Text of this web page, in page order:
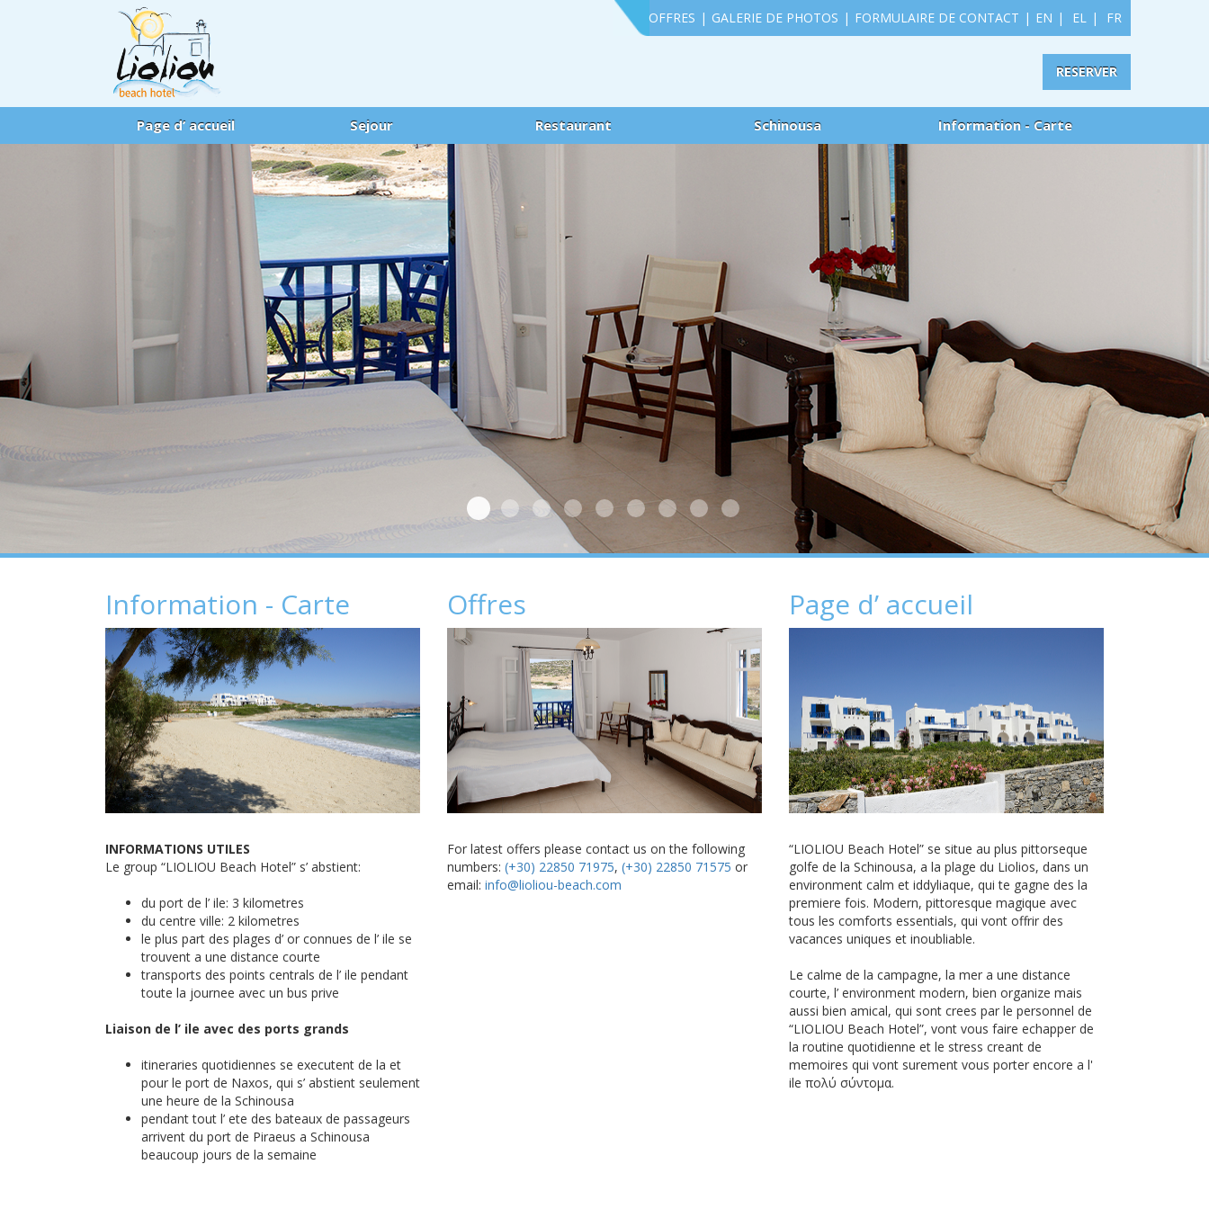
EN | EL | FR
OFFRES | GALERIE DE PHOTOS | FORMULAIRE DE CONTACT |
RESERVER
Page d’ accueil Sejour Restaurant Schinousa Information - Carte
Chambre
PlageDehors Chambre 2
Dehors 2Dehors 3Dehors 4Dehors 5Dehors 6
Information - Carte
INFORMATIONS UTILES
Le group “LIOLIOU Beach Hotel” s’ abstient:
du port de l’ ile: 3 kilometres
du centre ville: 2 kilometres
le plus part des plages d’ or connues de l’ ile se
trouvent a une distance courte
transports des points centrals de l’ ile pendant
toute la journee avec un bus prive
Liaison de l’ ile avec des ports grands
itineraries quotidiennes se executent de la et
pour le port de Naxos, qui s’ abstient seulement
une heure de la Schinousa
pendant tout l’ ete des bateaux de passageurs
arrivent du port de Piraeus a Schinousa
beaucoup jours de la semaine
Offres
For latest offers please contact us on the following
numbers: (+30) 22850 71975, (+30) 22850 71575 or
email: info@lioliou-beach.com
Page d’ accueil
“LIOLIOU Beach Hotel” se situe au plus pittorseque
golfe de la Schinousa, a la plage du Liolios, dans un
environment calm et iddyliaque, qui te gagne des la
premiere fois. Modern, pittoresque magique avec
tous les comforts essentials, qui vont offrir des
vacances uniques et inoubliable.
Le calme de la campagne, la mer a une distance
courte, l’ environment modern, bien organize mais
aussi bien amical, qui sont crees par le personnel de
“LIOLIOU Beach Hotel”, vont vous faire echapper de
la routine quotidienne et le stress creant de
memoires qui vont surement vous porter encore a l'
ile πολύ σύντομα.